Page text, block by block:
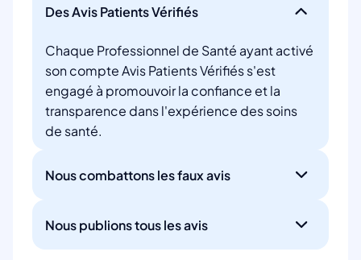
Des Avis Patients Vérifiés
Chaque Professionnel de Santé ayant activé
son compte Avis Patients Vérifiés s'est
engagé à promouvoir la confiance et la
transparence dans l'expérience des soins
de santé.
Nous combattons les faux avis
Nous publions tous les avis